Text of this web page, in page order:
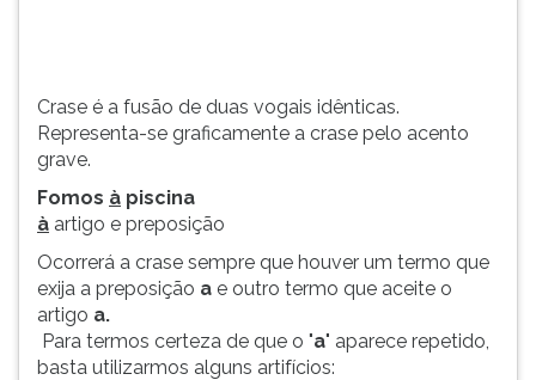
houver
termo
pausar
leitura
pressione
(primeira
tecla
esquerda
Crase é a fusão de duas vogais idênticas.
Representa-se graficamente a crase pelo acento
grave.
Fomos à piscina
à artigo e preposição
Ocorrerá a crase sempre que houver um termo que
exija a preposição a e outro termo que aceite o
artigo a.
Para termos certeza de que o "a" aparece repetido,
basta utilizarmos alguns artifícios: